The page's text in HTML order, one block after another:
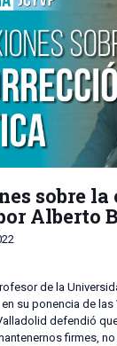
sobre
Alberto
de la
su ponencia de
defendió
firmes,